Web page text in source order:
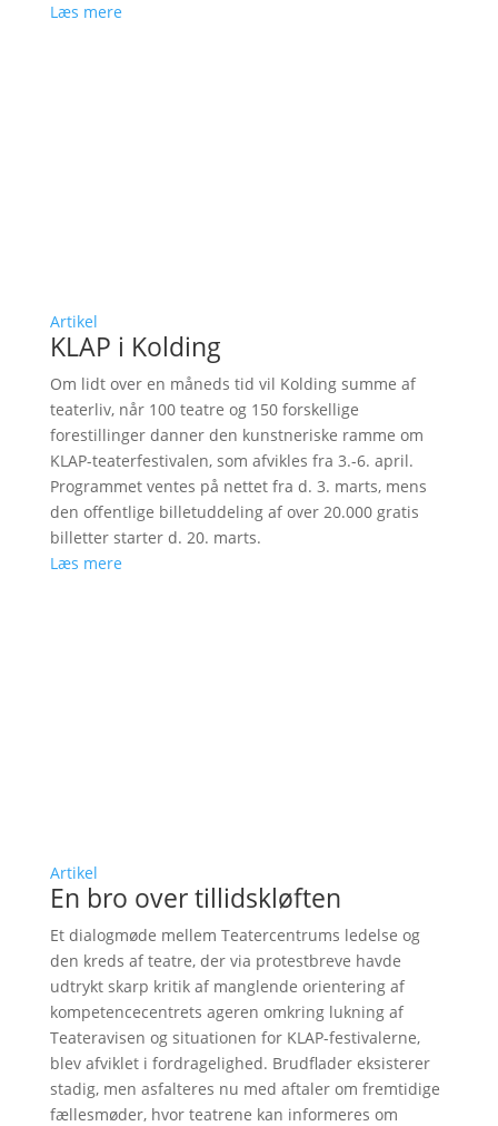
Læs mere
Artikel
KLAP i Kolding
Om lidt over en måneds tid vil Kolding summe af
teaterliv, når 100 teatre og 150 forskellige
forestillinger danner den kunstneriske ramme om
KLAP-teaterfestivalen, som afvikles fra 3.-6. april.
Programmet ventes på nettet fra d. 3. marts, mens
den offentlige billetuddeling af over 20.000 gratis
billetter starter d. 20. marts.
Læs mere
Artikel
En bro over tillidskløften
Et dialogmøde mellem Teatercentrums ledelse og
den kreds af teatre, der via protestbreve havde
udtrykt skarp kritik af manglende orientering af
kompetencecentrets ageren omkring lukning af
Teateravisen og situationen for KLAP-festivalerne,
blev afviklet i fordragelighed. Brudflader eksisterer
stadig, men asfalteres nu med aftaler om fremtidige
fællesmøder, hvor teatrene kan informeres om